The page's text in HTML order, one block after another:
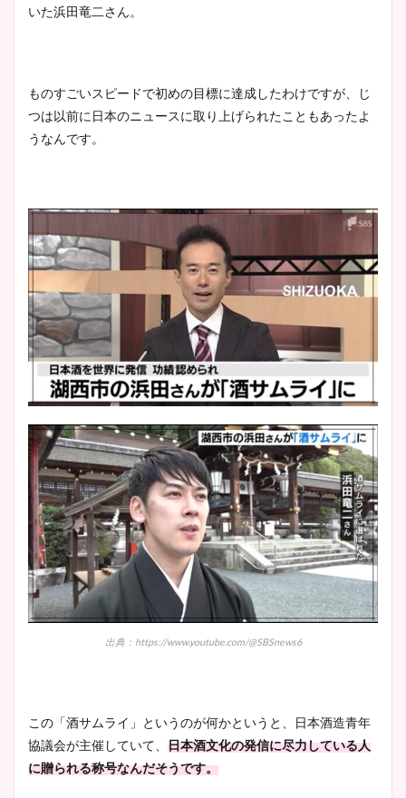
いた浜田竜二さん。
ものすごいスピードで初めの目標に達成したわけですが、じ
つは以前に日本のニュースに取り上げられたこともあったよ
うなんです。
出典：https://www.youtube.com/@SBSnews6
この「酒サムライ」というのが何かというと、日本酒造青年
協議会が主催していて、 日本酒文化の発信に尽力している人
に贈られる称号なんだそうです。